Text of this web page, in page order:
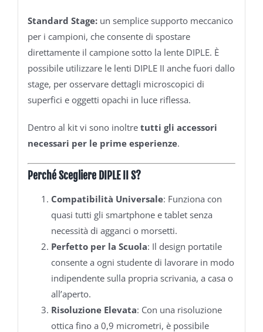
Standard Stage:un semplice supporto meccanico
per i campioni, che consente di spostare
direttamente il campione sotto la lente DIPLE. È
possibile utilizzare le lenti DIPLE II anche fuori dallo
stage, per osservare dettagli microscopici di
superfici e oggetti opachi in luce riflessa.
Dentro al kit vi sono inoltre tutti gli accessori
necessari per le prime esperienze.
Perché Scegliere DIPLE II S?
Compatibilità Universale: Funziona con
quasi tutti gli smartphone e tablet senza
necessità di agganci o morsetti.
Perfetto per la Scuola: Il design portatile
consente a ogni studente di lavorare in modo
indipendente sulla propria scrivania, a casa o
all’aperto.
Risoluzione Elevata: Con una risoluzione
ottica fino a 0,9 micrometri, è possibile